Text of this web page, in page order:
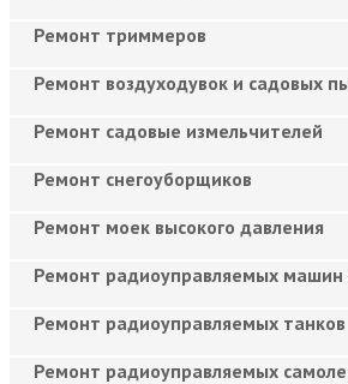
Ремонт триммеров
Ремонт воздуходувок и садовых
Ремонт садовые измельчителей
Ремонт снегоуборщиков
Ремонт моек высокого давления
Ремонт радиоуправляемых машин
Ремонт радиоуправляемых танков
Ремонт радиоуправляемых